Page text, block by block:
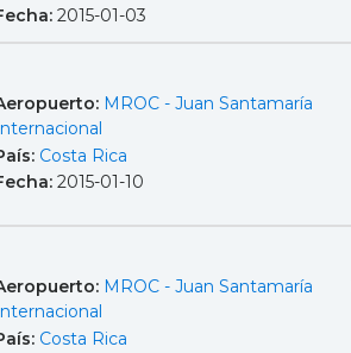
2015-01-03
MROC - Juan Santamaría
Costa Rica
2015-01-10
MROC - Juan Santamaría
Costa Rica